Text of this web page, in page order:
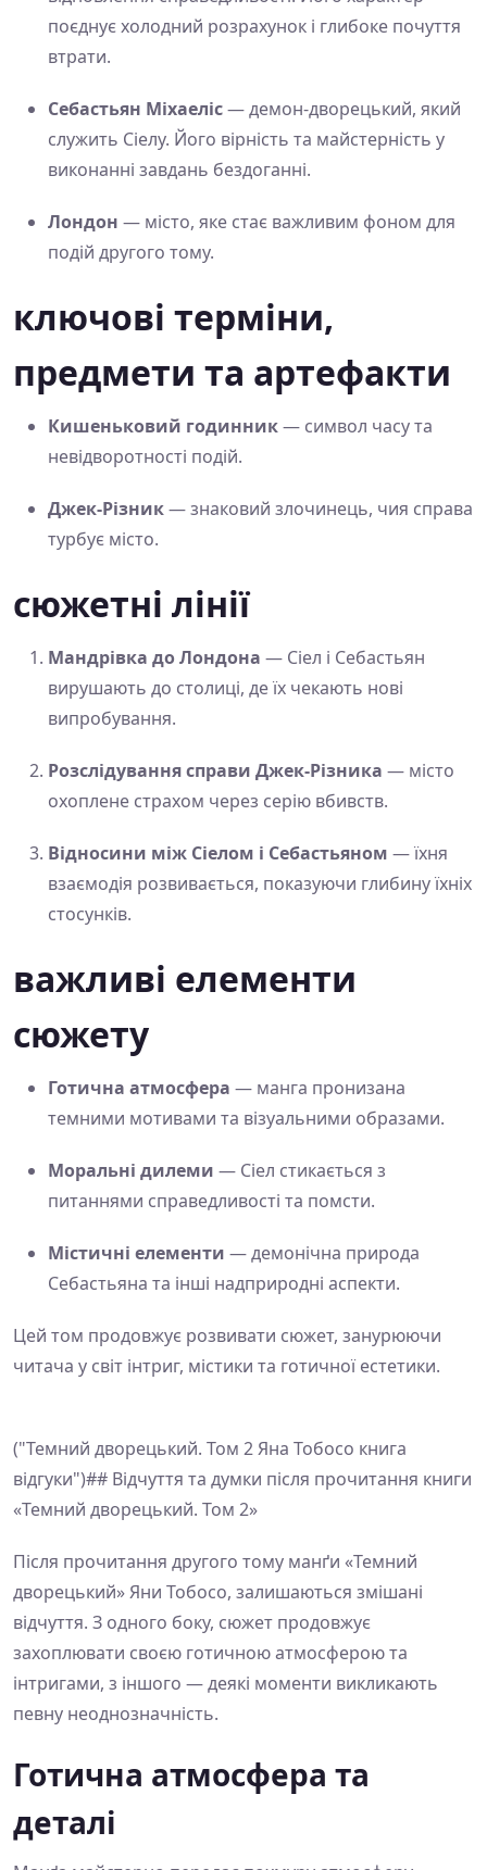
поєднує холодний розрахунок і глибоке почуття
втрати.
Себастьян Міхаеліс— демон-дворецький, який
служить Сіелу. Його вірність та майстерність у
виконанні завдань бездоганні.
Лондон — місто, яке стає важливим фоном для
подій другого тому.
ключові терміни,
предмети та артефакти
Кишеньковий годинник— символ часу та
невідворотності подій.
Джек-Різник— знаковий злочинець, чия справа
турбує місто.
сюжетні лінії
Мандрівка до Лондона — Сіел і Себастьян
вирушають до столиці, де їх чекають нові
випробування.
Розслідування справи Джек-Різника — місто
охоплене страхом через серію вбивств.
Відносини між Сіелом і Себастьяном — їхня
взаємодія розвивається, показуючи глибину їхніх
стосунків.
важливі елементи
сюжету
Готична атмосфера — манга пронизана
темними мотивами та візуальними образами.
Моральні дилеми — Сіел стикається з
питаннями справедливості та помсти.
Містичні елементи — демонічна природа
Себастьяна та інші надприродні аспекти.
Цей том продовжує розвивати сюжет, занурюючи
читача у світ інтриг, містики та готичної естетики.
("Темний дворецький. Том 2 Яна Тобосо книга
відгуки")## Відчуття та думки після прочитання книги
«Темний дворецький. Том 2»
Після прочитання другого тому манґи «Темний
дворецький» Яни Тобосо, залишаються змішані
відчуття. З одного боку, сюжет продовжує
захоплювати своєю готичною атмосферою та
інтригами, з іншого — деякі моменти викликають
певну неоднозначність.
Готична атмосфера та
деталі